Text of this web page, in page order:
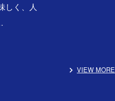
しく、人
VIEW MORE